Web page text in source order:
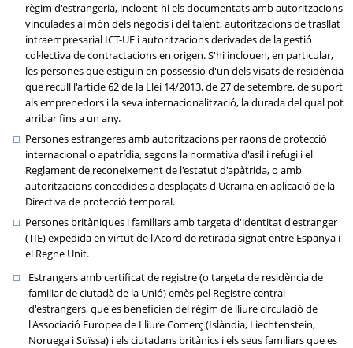
règim d'estrangeria, incloent-hi els documentats amb autoritzacions
vinculades al món dels negocis i del talent, autoritzacions de trasllat
intraempresarial ICT-UE i autoritzacions derivades de la gestió
col·lectiva de contractacions en origen. S'hi inclouen, en particular,
les persones que estiguin en possessió d'un dels visats de residència
que recull l'article 62 de la Llei 14/2013, de 27 de setembre, de suport
als emprenedors i la seva internacionalització, la durada del qual pot
arribar fins a un any.
Persones estrangeres amb autoritzacions per raons de protecció
internacional o apatrídia, segons la normativa d'asil i refugi i el
Reglament de reconeixement de l'estatut d'apàtrida, o amb
autoritzacions concedides a desplaçats d'Ucraïna en aplicació de la
Directiva de protecció temporal.
Persones britàniques i familiars amb targeta d'identitat d'estranger
(TIE) expedida en virtut de l'Acord de retirada signat entre Espanya i
el Regne Unit.
Estrangers amb certificat de registre (o targeta de residència de
familiar de ciutadà de la Unió) emès pel Registre central
d'estrangers, que es beneficien del règim de lliure circulació de
l'Associació Europea de Lliure Comerç (Islàndia, Liechtenstein,
Noruega i Suïssa) i els ciutadans britànics i els seus familiars que es